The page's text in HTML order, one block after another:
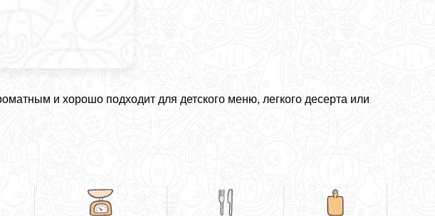
и хорошо подходит для детского меню, легкого десерта или